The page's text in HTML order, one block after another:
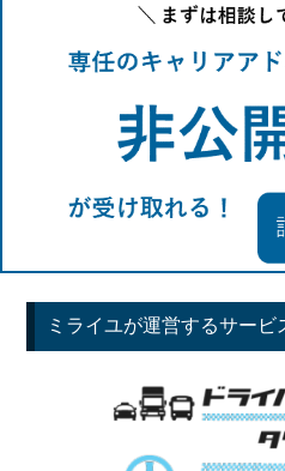
ミライユが運営するサービ